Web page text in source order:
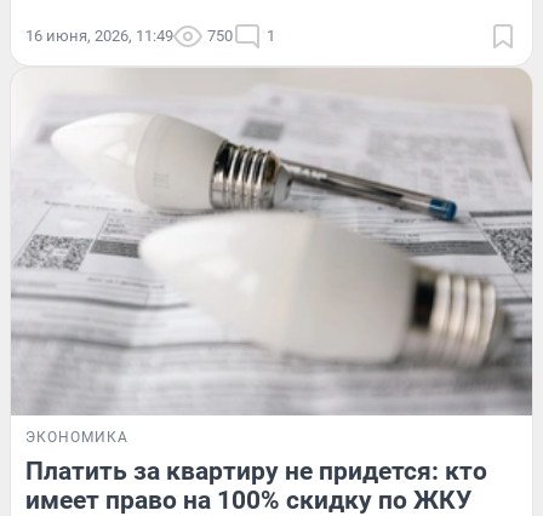
16 июня, 2026, 11:49 750 1
ЭКОНОМИКА
Платить за квартиру не придется: кто
имеет право на 100% скидку по ЖКУ